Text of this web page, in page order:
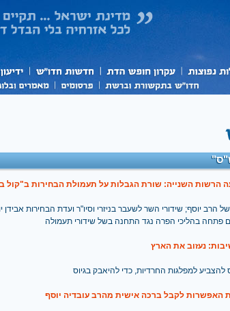
הרשות השנייה: שורת הגבלות על תעמולת הבחירות ב"קול
יוסף; שידורי השר לשעבר בניזרי וסיו"ר ועדת הבחירות אבידן
פתחה בהליכי הפרה נגד התחנה בשל שידורי תעמולה
נעזוב את הארץ
למפלגות החרדיות, כדי להיאבק בגיוס
האפשרות לקבל ברכה אישית מהרב עובדיה יוסף